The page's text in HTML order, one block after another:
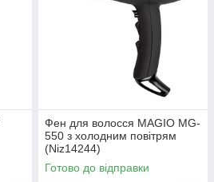
Фен для волосся MAGIO MG-
550 з холодним повітрям
(Niz14244)
Готово до відправки